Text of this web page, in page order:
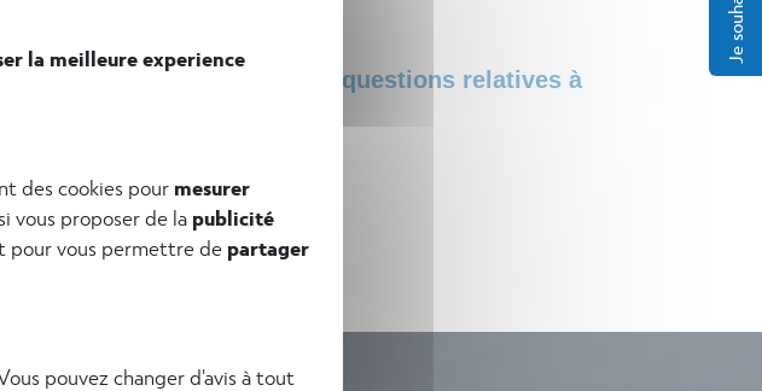
d’oeuvre pour toutes les questions relatives à
la meilleure experience
des cookies pour mesurer
vous proposer de la publicité
pour vous permettre de partager
Vous pouvez changer d'avis à tout